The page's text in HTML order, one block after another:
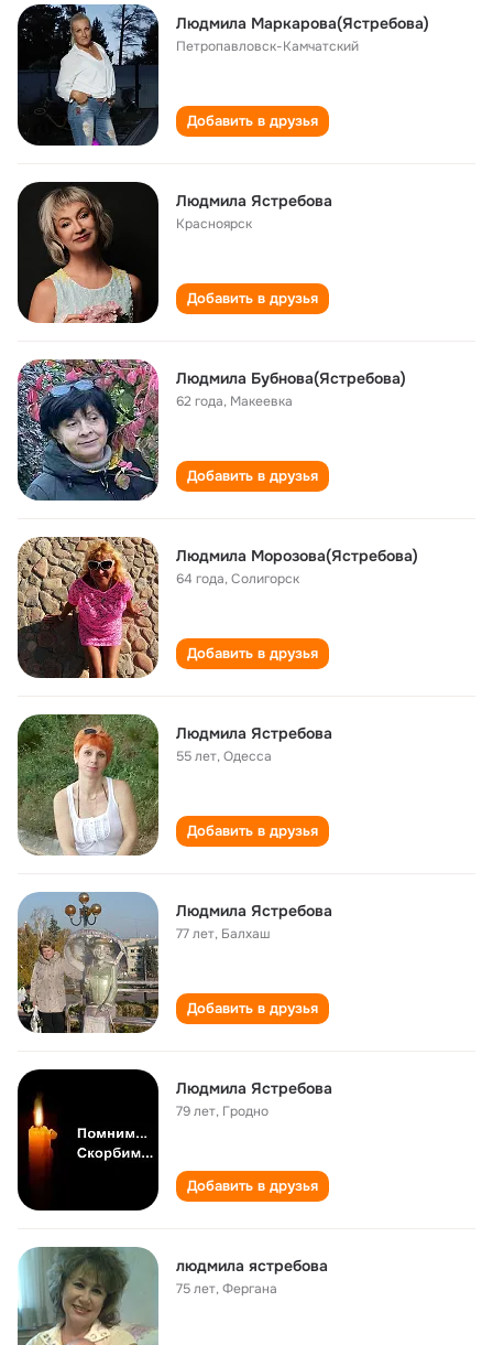
Людмила Маркарова(Ястребова)
Петропавловск-Камчатский
Добавить в друзья
Людмила Ястребова
Красноярск
Добавить в друзья
Людмила Бубнова(Ястребова)
62 года, Макеевка
Добавить в друзья
Людмила Морозова(Ястребова)
64 года,Солигорск
Добавить в друзья
Людмила Ястребова
55 лет,Одесса
Добавить в друзья
Людмила Ястребова
77 лет, Балхаш
Добавить в друзья
Людмила Ястребова
79 лет, Гродно
Добавить в друзья
людмила ястребова
75 лет,Фергана